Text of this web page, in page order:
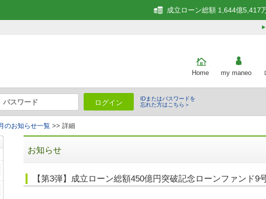
成立ローン総額 1,644億5,417
Home my maneo
ログイン
IDまたはパスワードを
忘れた方はこちら＞
のお知らせ一覧 >> 詳細
お知らせ
【第3弾】成立ローン総額450億円突破記念ローンファンド9